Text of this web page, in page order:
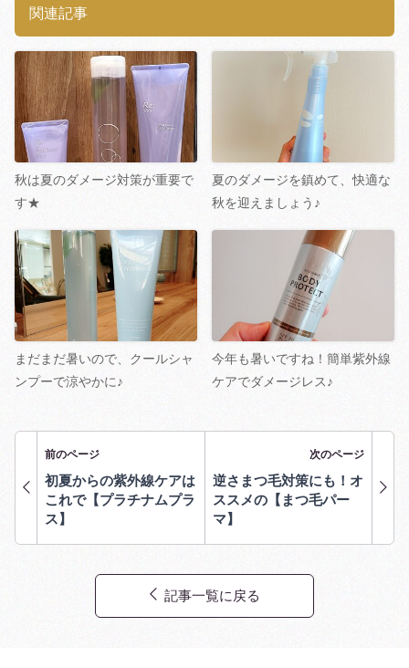
関連記事
秋は夏のダメージ対策が重要で
す★
夏のダメージを鎮めて、快適な
秋を迎えましょう♪
まだまだ暑いので、クールシャ
ンプーで涼やかに♪
今年も暑いですね！簡単紫外線
ケアでダメージレス♪
前のページ
初夏からの紫外線ケアは
これで【プラチナムプラ
ス】
次のページ
逆さまつ毛対策にも！オ
ススメの【まつ毛パー
マ】
記事一覧に戻る